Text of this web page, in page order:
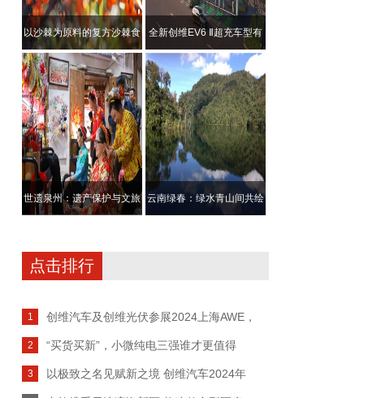
以沙棘为原料的复方沙棘食
品 三翁智膳
世遗泉州：遗产保护与文旅
全新创维EV6 Ⅱ超充车型有
哪些亮点？答
云南绿春：绿水青山间共绘
点击排行
1 创维汽车及创维光伏参展2024上海AWE，
2 “买货买新”，小微纯电三强谁才更值得
3 以极致之名见赋新之境 创维汽车2024年